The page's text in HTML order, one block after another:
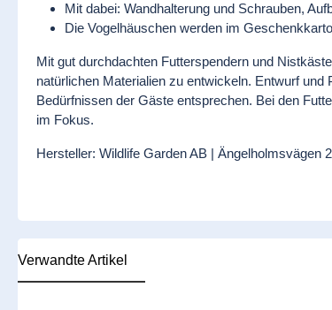
Mit dabei: Wandhalterung und Schrauben,
Die Vogelhäuschen werden im
Mit gut durchdachten Futterspendern und
natürlichen Materialien zu entwickeln. Entwurf
Bedürfnissen der Gäste entsprechen. Bei den
im Fokus.
Hersteller: Wildlife Garden AB | Ängelholmsvägen
Verwandte Artikel